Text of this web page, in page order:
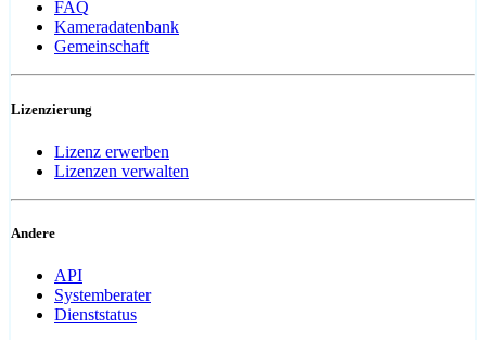
FAQ
Kameradatenbank
Gemeinschaft
Lizenzierung
Lizenz erwerben
Lizenzen verwalten
Andere
API
Systemberater
Dienststatus